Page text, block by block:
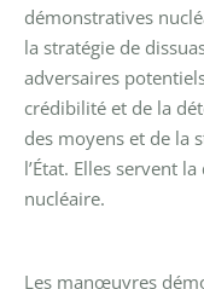
démonstratives
la stratégie de
adversaires
crédibilité et de la
des moyens et de la
l’État. Elles servent
nucléaire.
Les manœuvres